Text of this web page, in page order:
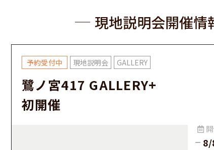
現地説明会開催情
現地説明会 GALLERY
鷺ノ宮417 GALLERY+
初開催
8/